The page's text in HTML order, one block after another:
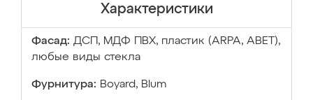
Характеристики
Фасад: ДСП, МДФ ПВХ, пластик (ARPA, ABET),
любые виды стекла
Фурнитура: Boyard, Blum